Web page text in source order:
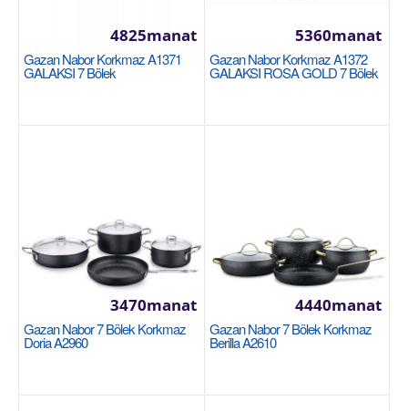
10 литров - 27 см. Нержавеющая сталь 18/10 Cr-Ni.
Алюминиевое основание капсулы,
Garşylaşdyrmaga goş
Halananlara goş
Gazan Nabor Korkmaz A1371
GALAKSI 7 Bölek
4825manat
Gazan Nabor Korkmaz A1372
GALAKSI ROSA GOLD 7 Bölek
5360manat
Gazan Nabor 7 Bölek Korkmaz
Doria A2960
3470manat
Gazan Nabor 7 Bölek Korkmaz
Berilla A2610
4440manat